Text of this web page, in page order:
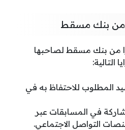
من بنك مسقط
من بنك مسقط لصاحبها
التالية:
المطلوب للاحتفاظ به في
في المسابقات عبر
التواصل الاجتماعي.